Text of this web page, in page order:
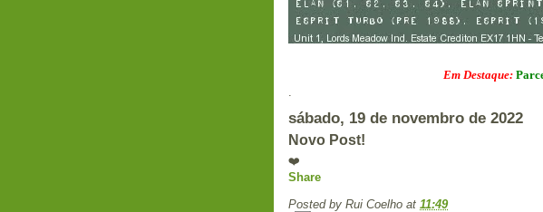
Em Destaque:Parcerias
sábado, 19 de novembro de 2022
Novo Post!
❤️
Share
Posted by Rui Coelho at 11:49